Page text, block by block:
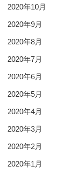
2020年10月
2020年9月
2020年8月
2020年7月
2020年6月
2020年5月
2020年4月
2020年3月
2020年2月
2020年1月